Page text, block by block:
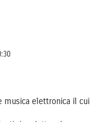
musica elettronica il cui